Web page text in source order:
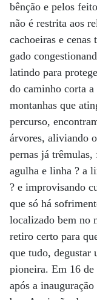
bênção e pelos
não é restrita aos
cachoeiras e
gado
latindo para
do caminho corta
montanhas que
percurso,
árvores, aliviando
pernas já trêmulas,
agulha e linha ? a
? e improvisando
que só há
localizado bem no
retiro certo para
que tudo, degustar
pioneira. Em 16 de
após a